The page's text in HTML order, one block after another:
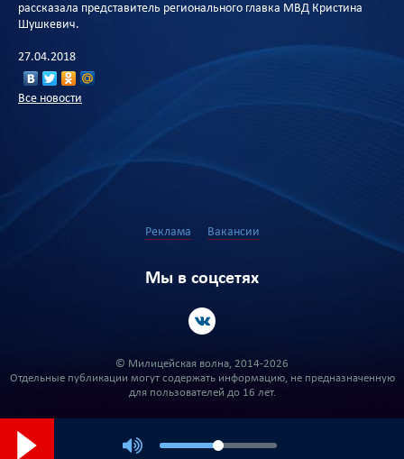
рассказала представитель регионального главка МВД Кристина
Шушкевич.
27.04.2018
Все новости
Реклама Вакансии
Мы в соцсетях
© Милицейская волна, 2014-2026
Отдельные публикации могут содержать информацию, не предназначенную
для пользователей до 16 лет.